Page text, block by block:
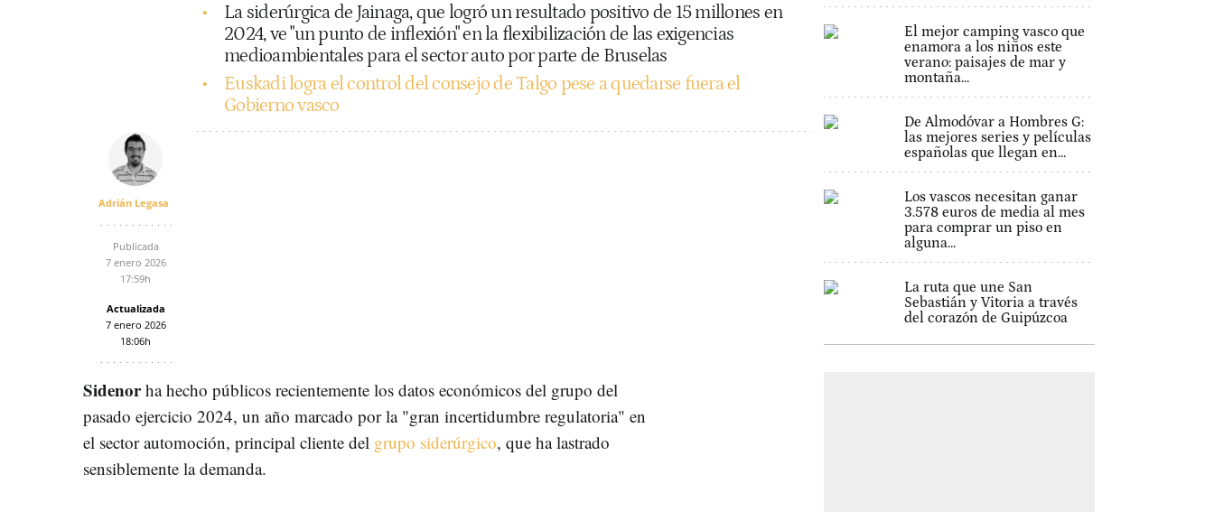
La siderúrgica de Jainaga, que logró un resultado positivo de 15 millones en
2024, ve "un punto de inflexión" en la flexibilización de las exigencias
medioambientales para el sector auto por parte de Bruselas
Euskadi logra el control del consejo de Talgo pese a quedarse fuera el
Gobierno vasco
Adrián Legasa
Publicada
7 enero 2026
17:59h
Actualizada
7 enero 2026
18:06h
Sidenorha hecho públicos recientemente los datos económicos del grupo del
pasado ejercicio 2024, un año marcado por la "gran incertidumbre regulatoria" en
el sector automoción, principal cliente del grupo siderúrgico, que ha lastrado
sensiblemente la demanda.
El mejor camping vasco que
enamora a los niños este
verano: paisajes de mar y
montaña...
De Almodóvar a Hombres G:
las mejores series y películas
españolas que llegan en...
Los vascos necesitan ganar
3.578 euros de media al mes
para comprar un piso en
alguna...
La ruta que une San
Sebastián y Vitoria a través
del corazón de Guipúzcoa